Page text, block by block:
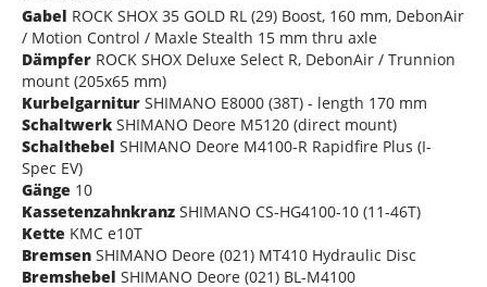
Gabel ROCK SHOX 35 GOLD RL (29) Boost, 160 mm, DebonAir
/ Motion Control / Maxle Stealth 15 mm thru axle
Dämpfer ROCK SHOX Deluxe Select R, DebonAir / Trunnion
mount (205x65 mm)
Kurbelgarnitur SHIMANO E8000 (38T) - length 170 mm
Schaltwerk SHIMANO Deore M5120 (direct mount)
Schalthebel SHIMANO Deore M4100-R Rapidfire Plus (I-
Spec EV)
Gänge 10
Kassetenzahnkranz SHIMANO CS-HG4100-10 (11-46T)
Kette KMC e10T
Bremsen SHIMANO Deore (021) MT410 Hydraulic Disc
Bremshebel SHIMANO Deore (021) BL-M4100